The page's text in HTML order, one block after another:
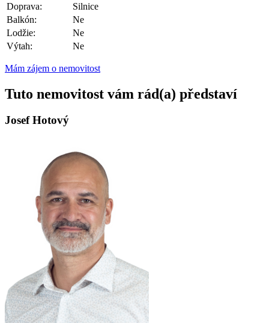
Doprava:
Silnice
Balkón:
Ne
Lodžie:
Ne
Výtah:
Ne
Mám zájem o nemovitost
Tuto nemovitost vám rád(a) představí
Josef Hotový